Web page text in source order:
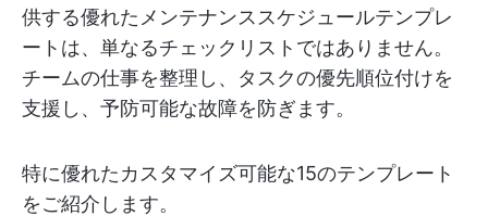
供する優れたメンテナンススケジュールテンプレ
ートは、単なるチェックリストではありません。
チームの仕事を整理し、タスクの優先順位付けを
支援し、予防可能な故障を防ぎます。
特に優れたカスタマイズ可能な15のテンプレート
をご紹介します。